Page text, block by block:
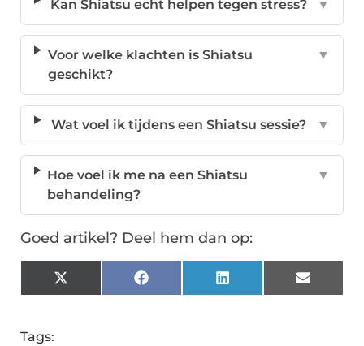
Kan Shiatsu echt helpen tegen stress? ▼
Voor welke klachten is Shiatsu
geschikt?
▼
Wat voel ik tijdens een Shiatsu sessie? ▼
Hoe voel ik me na een Shiatsu
behandeling?
▼
Goed artikel? Deel hem dan op:
X
(Twitter)
Facebook LinkedIn Email
Tags: